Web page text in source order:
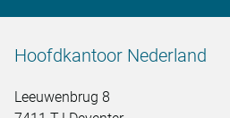
Hoofdkantoor Nederland
Leeuwenbrug 8